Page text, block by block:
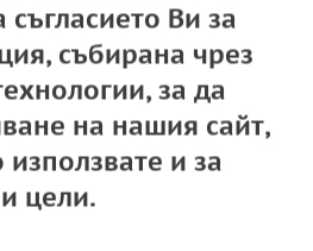
на покупателните
равнища, като най-
за ЕС), Унгария и Румъния
на сто над средното за ЕС),
Ви за
събирана чрез
за да
на нашия сайт,
и за
цели.